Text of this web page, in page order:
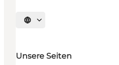
Sprache auswählen
Unsere Seiten